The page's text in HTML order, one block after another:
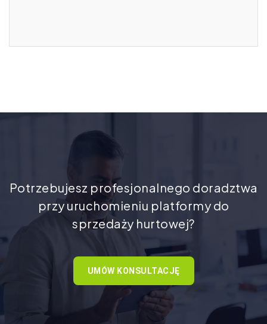
Potrzebujesz profesjonalnego doradztwa
przy uruchomieniu platformy do
sprzedaży hurtowej?
UMÓW KONSULTACJĘ